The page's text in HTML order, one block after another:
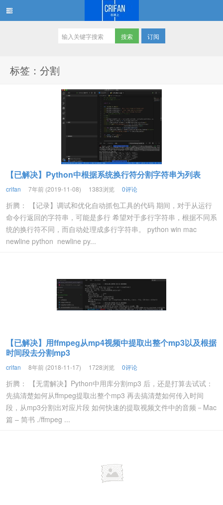
订阅
标签：分割
【已解决】Python中根据系统换行符分割字符串为列表
crifan 7年前 (2019-11-08) 1383浏览 0评论
折腾： 【记录】调试和优化自动抓包工具的代码 期间，对于从运行
命令行返回的字符串，可能是多行 希望对于多行字符串，根据不同系
统的换行符不同，而自动处理成多行字符串。 python win mac
newline python newline py...
【已解决】用ffmpeg从mp4视频中提取出整个mp3以及根据
时间段去分割mp3
crifan 8年前 (2018-11-17) 1728浏览 0评论
折腾： 【无需解决】Python中用库分割mp3 后，还是打算去试试：
先搞清楚如何从ffmpeg提取出整个mp3 再去搞清楚如何传入时间
段，从mp3分割出对应片段 如何快速的提取视频文件中的音频－Mac
篇 – 简书 ./ffmpeg ...